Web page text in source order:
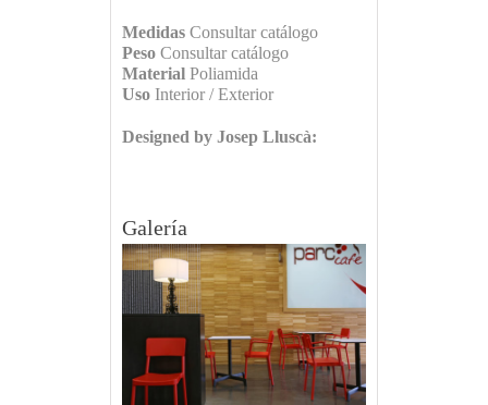
MedidasConsultar catálogo
PesoConsultar catálogo
MaterialPoliamida
UsoInterior / Exterior
Designed by Josep Lluscà:
Galería